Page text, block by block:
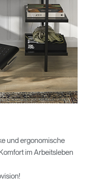
und ergonomische
im Arbeitsleben